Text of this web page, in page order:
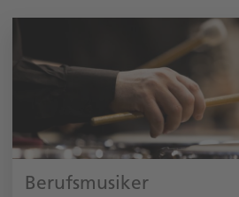
Berufsmusiker